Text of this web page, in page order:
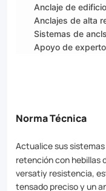
Anclaje de
Anclajes de alta
Sistemas de
Apoyo de
Norma Técnica
Actualice sus
retención con hebillas
versatiy resistencia,
tensado preciso y un